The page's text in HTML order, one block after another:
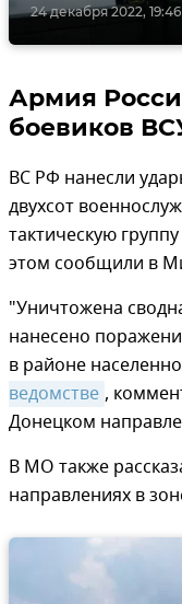
24 декабря 2022, 19:46
Армия
боевиков
ВС РФ нанесли
двухсот
тактическую
этом сообщили в
"Уничтожена
нанесено
в районе
ведомстве ,
Донецком
В МО также
направлениях в